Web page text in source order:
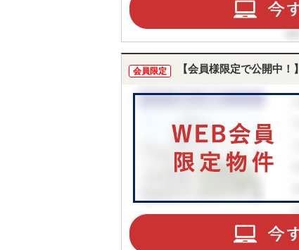
会員限定 【会員様限定で公開中！】